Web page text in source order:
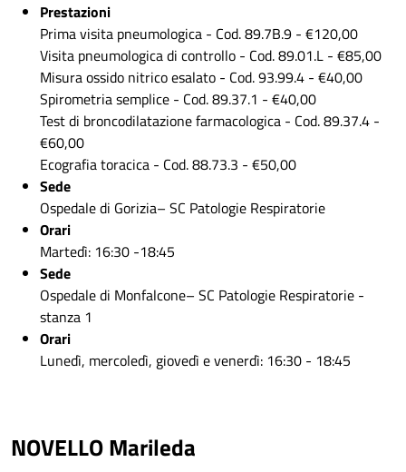
Prestazioni
Prima visita pneumologica - Cod. 89.7B.9 - €120,00
Visita pneumologica di controllo - Cod. 89.01.L - €85,00
Misura ossido nitrico esalato - Cod. 93.99.4 - €40,00
Spirometria semplice - Cod. 89.37.1 - €40,00
Test di broncodilatazione farmacologica - Cod. 89.37.4 -
€60,00
Ecografia toracica - Cod. 88.73.3 - €50,00
Sede
Ospedale di Gorizia– SC Patologie Respiratorie
Orari
Martedì: 16:30 -18:45
Sede
Ospedale di Monfalcone– SC Patologie Respiratorie -
stanza 1
Orari
Lunedì, mercoledì, giovedì e venerdì: 16:30 - 18:45
NOVELLO Marileda